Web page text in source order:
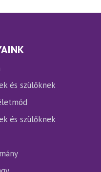
A
és szülőknek
és szülőknek